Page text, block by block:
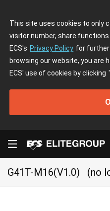
This site uses cookies to only
visitor number, share
ECS's Privacy Policy for further
browsing our website, you are
ECS' use of cookies by clicking
G41T-M16(V1.0) (no